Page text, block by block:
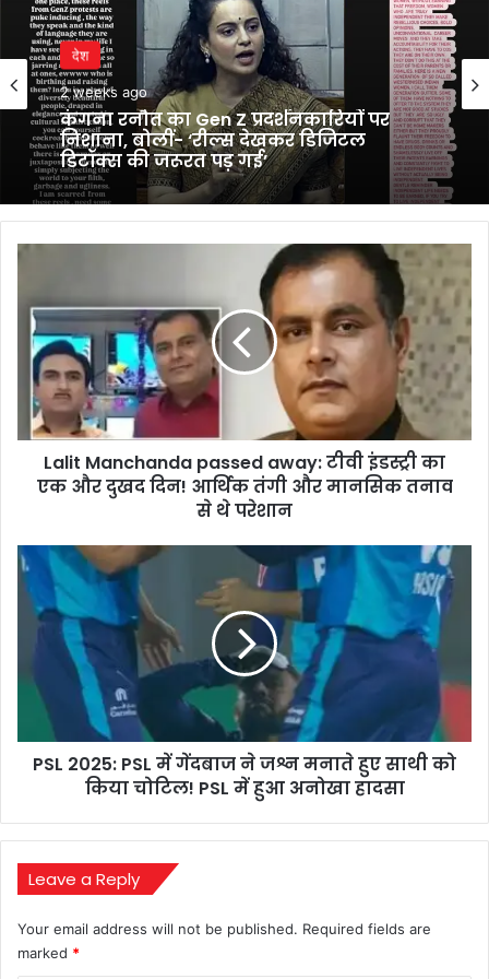
देश
2 weeks ago
कंगना रनौत का Gen Z प्रदर्शनकारियों पर
निशाना, बोलीं- ‘रील्स देखकर डिजिटल
डिटॉक्स की जरूरत पड़ गई’
Lalit
passed
away:
टीवी
इंडस्ट्री
एक
और
दिन!
और
मानसिक
तनाव
Lalit Manchanda passed away: टीवी इंडस्ट्री का
एक और दुखद दिन! आर्थिक तंगी और मानसिक तनाव
से थे परेशान
PSL
2025:
PSL
जश्न
हुए
साथी
हुआ
अनोखा
हादसा
PSL 2025: PSL में गेंदबाज ने जश्न मनाते हुए साथी को
किया चोटिल! PSL में हुआ अनोखा हादसा
Leave a Reply
Your email address will not be published. Required fields are
marked *